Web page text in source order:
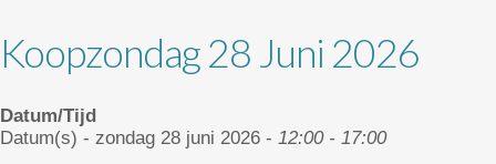
Koopzondag 28 Juni 2026
Datum/Tijd
Datum(s) - zondag 28 juni 2026 - 12:00 - 17:00